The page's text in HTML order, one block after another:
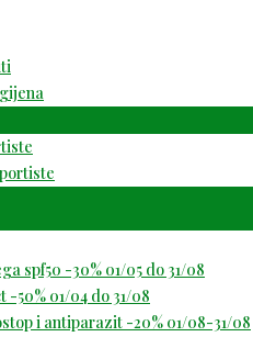
spf50 -30% 01/05 do 31/08
50% 01/04 do 31/08
i antiparazit -20% 01/08-31/08